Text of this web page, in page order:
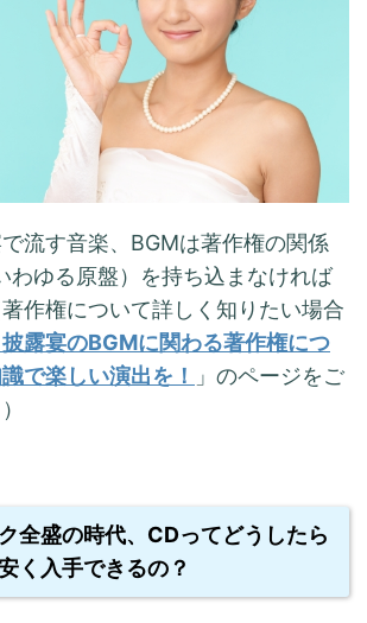
流す音楽、BGMは著作権の関係
わゆる原盤）を持ち込まなければ
作権について詳しく知りたい場合
露宴のBGMに関わる著作権につ
で楽しい演出を！
」のページをご
全盛の時代、CDってどうしたら
く入手できるの？